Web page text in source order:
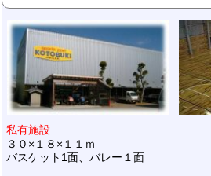
私有施設
３０×１８×１１ｍ
バスケット1面、バレー１面